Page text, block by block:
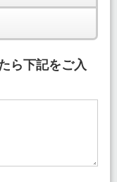
ら下記をご入